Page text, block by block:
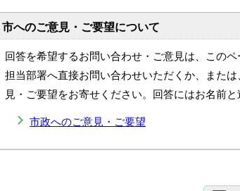
市へのご意見・ご要望について
回答を希望するお問い合わせ・ご意見は、この
担当部署へ直接お問い合わせいただくか、また
見・ご要望をお寄せください。回答にはお名前と
市政へのご意見・ご要望